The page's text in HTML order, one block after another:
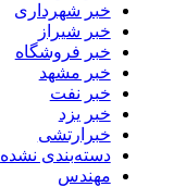
خبر شهرداری
خبر شیراز
خبر فروشگاه
خبر مشهد
خبر نفت
خبر یزد
خبرارتشی
دسته‌بندی نشده
مهندس